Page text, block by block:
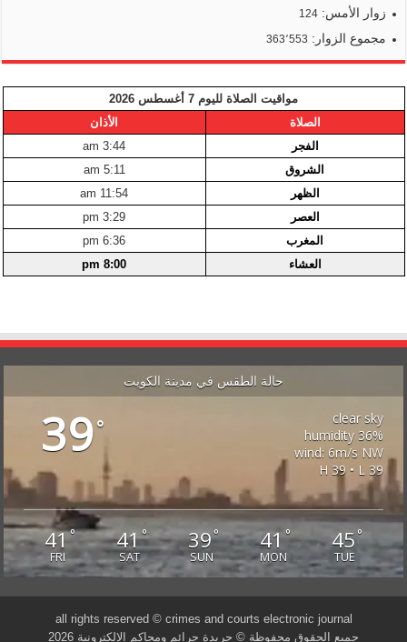
زوار الأمس:124
مجموع الزوار: 363٬553
مواقيت الصلاة لليوم 7 أغسطس 2026
الصلاة
الأذان
الفجر
3:44 am
الشروق
5:11 am
الظهر
11:54 am
العصر
3:29 pm
المغرب
6:36 pm
العشاء
8:00 pm
حالة الطقس في مدينة الكويت
39°
clear sky
36% humidity
wind: 6m/s NW
H 39 • L 39
41°
FRI
41°
SAT
39°
SUN
41°
MON
45°
TUE
all rights reserved © crimes and courts electronic journal
جميع الحقوق محفوظة © جريدة جرائم ومحاكم الإلكترونية 2026